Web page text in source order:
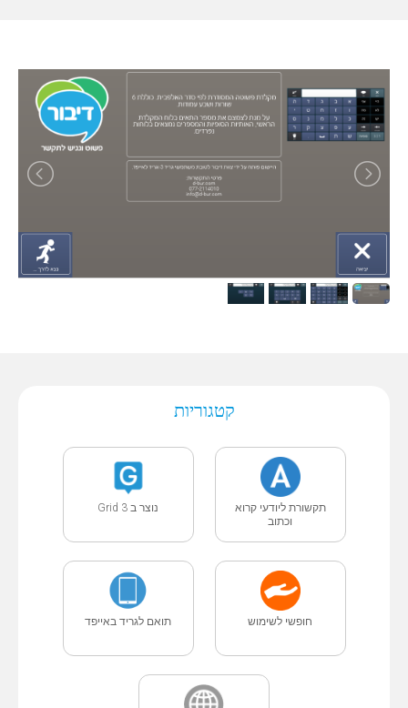
קטגוריות
תקשורת ליודעי קרוא
וכתוב
נוצר ב Grid 3
חופשי לשימוש תואם לגריד באייפד